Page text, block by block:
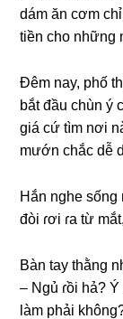
dám ăn cơm
tiền cho nhữnɡ
Đêm nay, phố
bắt đầu chùn ý
ɡiá cứ tìm nơi
mướn chắc dễ
Hắn nghe
đòi ɾơi ɾa từ
Bàn tay thằnɡ
– Ngủ ɾồi hả?
làm phải